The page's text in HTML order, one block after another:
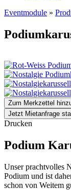
Eventmodule »
Zum Merkzettel
Jetzt Mietanfrage
Drucken
Podium
Unser prachtvolles
Podium und ist
schon von Weitem